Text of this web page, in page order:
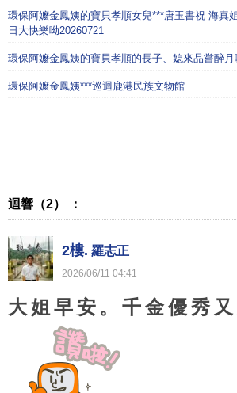
環保阿嬤金鳳姨的寶貝孝順女兒***唐玉書祝 海真
日大快樂呦20260721
環保阿嬤金鳳姨的寶貝孝順的長子、媳來品嘗醉
環保阿嬤金鳳姨***巡迴鹿港民族文物館
迴響（2） ：
2樓. 羅志正
2026/06/11 04:41
大姐早安。千金優秀